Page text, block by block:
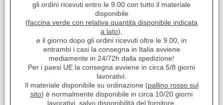
gli ordini ricevuti entro le 9.00 con tutto il materiale
disponibile
(faccina verde con relativa quantità disponibile indicata
a lato),
e il giorno dopo gli ordini ricevuti oltre le 9.00, in
entrambi i casi la consegna in Italia avviene
mediamente in 24/72h dalla spedizione!
Per i paesi UE la consegna avviene in circa 5/8 giorni
lavorativi.
Il materiale disponibile su ordinazione (pallino rosso sul
sito) è normalmente disponibile in circa 10/20 giorni
lavorativi, salvo disponibilità del fornitore.